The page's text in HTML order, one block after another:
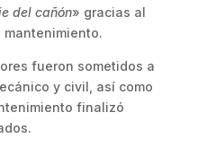
del cañón» gracias al
fueron sometidos a
y civil, así como
finalizó